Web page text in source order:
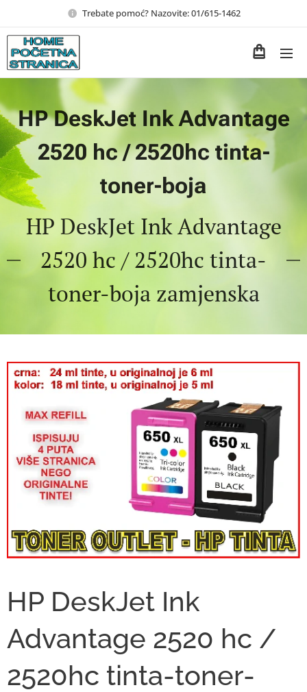
Trebate pomoć? Nazovite: 01/615-1462
HP DeskJet Ink Advantage
2520 hc / 2520hc tinta-
toner-boja
HP DeskJet Ink Advantage
2520 hc / 2520hc tinta-
toner-boja zamjenska
HP DeskJet Ink
Advantage 2520 hc /
2520hc tinta-toner-